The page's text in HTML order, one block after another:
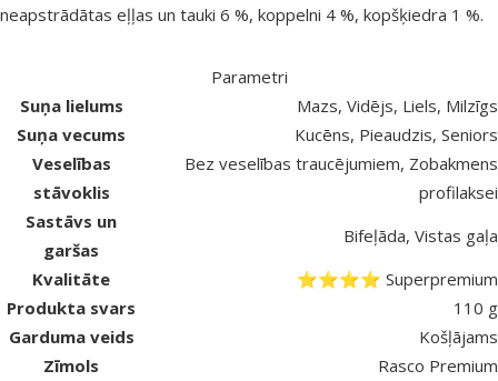
neapstrādātas eļļas un tauki 6 %, koppelni 4 %, kopšķiedra 1 %.
Parametri
Suņa lielums
Mazs, Vidējs, Liels, Milzīgs
Suņa vecums
Kucēns, Pieaudzis, Seniors
Veselības
stāvoklis
Bez veselības traucējumiem, Zobakmens
profilaksei
Sastāvs un
garšas
Bifeļāda, Vistas gaļa
Kvalitāte
⭐⭐⭐⭐ Superpremium
Produkta svars
110 g
Garduma veids
Košļājams
Zīmols
Rasco Premium